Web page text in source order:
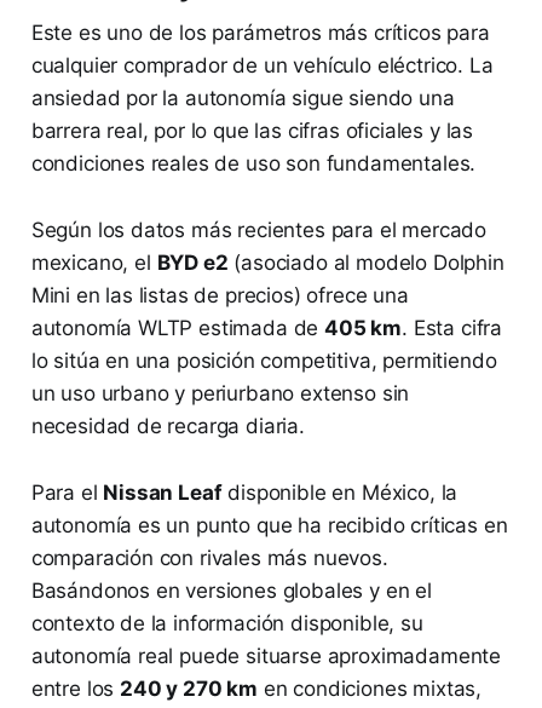
Este es uno de los parámetros más críticos para
cualquier comprador de un vehículo eléctrico. La
ansiedad por la autonomía sigue siendo una
barrera real, por lo que las cifras oficiales y las
condiciones reales de uso son fundamentales.
Según los datos más recientes para el mercado
mexicano, el BYD e2 (asociado al modelo Dolphin
Mini en las listas de precios) ofrece una
autonomía WLTP estimada de405 km. Esta cifra
lo sitúa en una posición competitiva, permitiendo
un uso urbano y periurbano extenso sin
necesidad de recarga diaria.
Para el Nissan Leafdisponible en México, la
autonomía es un punto que ha recibido críticas en
comparación con rivales más nuevos.
Basándonos en versiones globales y en el
contexto de la información disponible, su
autonomía real puede situarse aproximadamente
entre los 240 y 270 km en condiciones mixtas,